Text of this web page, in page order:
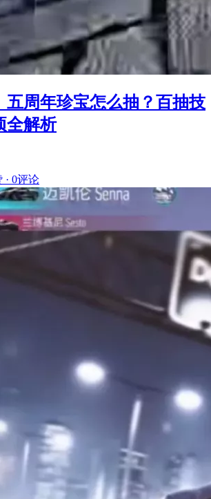
五周年珍宝怎么抽？百抽技
全解析
· 0评论